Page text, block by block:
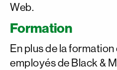
Web.
Formation
En plus de la
employés de Black &